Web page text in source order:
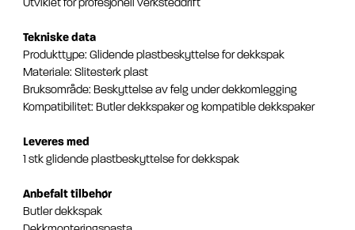
Utviklet for profesjonell verksteddrift
Tekniske data
Produkttype: Glidende plastbeskyttelse for dekkspak
Materiale: Slitesterk plast
Bruksområde: Beskyttelse av felg under dekkomlegging
Kompatibilitet: Butler dekkspaker og kompatible dekkspaker
Leveres med
1 stk glidende plastbeskyttelse for dekkspak
Anbefalt tilbehør
Butler dekkspak